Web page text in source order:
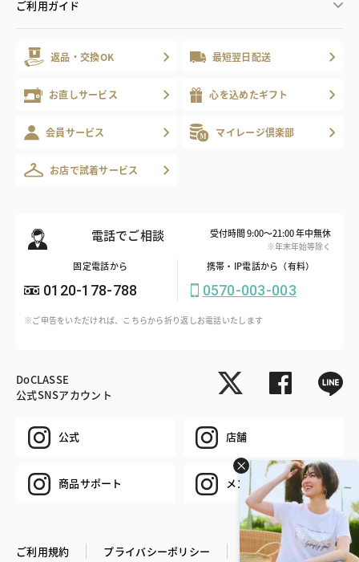
ご利用ガイド
返品・交換OK 最短翌日配送
お直しサービス 心を込めたギフト
会員サービス マイレージ倶楽部
お店で試着サービス
電話でご相談 受付時間 9:00～21:00 年中無休
※年末年始等除く
固定電話から
0120-178-788
携帯・IP電話から（有料）
0570-003-003
※ご申告をいただければ、こちらから折り返しお電話いたします
DoCLASSE
公式SNSアカウント
公式 店舗
商品サポート メンズ
ご利用規約 プライバシーポリシー